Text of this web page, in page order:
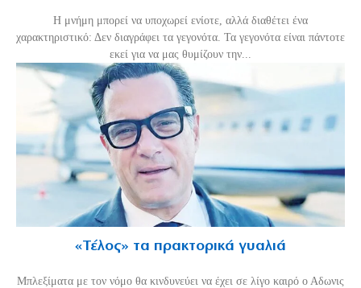
H μνήμη μπορεί να υποχωρεί ενίοτε, αλλά διαθέτει ένα
χαρακτηριστικό: Δεν διαγράφει τα γεγονότα. Τα γεγονότα είναι πάντοτε
εκεί για να μας θυμίζουν την...
«Τέλος» τα πρακτορικά γυαλιά
Μπλεξίματα με τον νόμο θα κινδυνεύει να έχει σε λίγο καιρό ο Αδωνις